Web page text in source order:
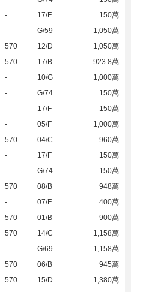
- 17/F
150萬
- G/59
1,050萬
570 12/D
1,050萬
570 17/B
923.8萬
- 10/G
1,000萬
- G/74
150萬
- 17/F
150萬
- 05/F
1,000萬
570 04/C
960萬
- 17/F
150萬
- G/74
150萬
570 08/B
948萬
- 07/F
400萬
570 01/B
900萬
570 14/C
1,158萬
- G/69
1,158萬
570 06/B
945萬
570 15/D
1,380萬